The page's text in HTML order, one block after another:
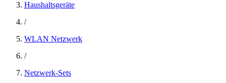
Haushaltsgeräte
/
WLAN Netzwerk
/
Netzwerk-Sets